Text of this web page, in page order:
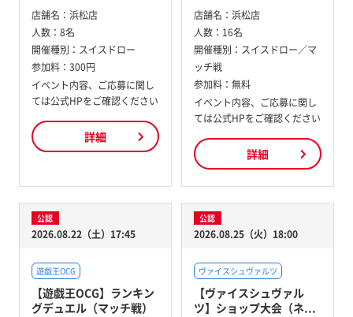
店舗名： 浜松店
人数： 8名
開催種別： スイスドロー
参加料： 300円
イベント内容、ご応募に関し
ては公式HPをご確認ください
詳細
店舗名： 浜松店
人数： 16名
開催種別： スイスドロー／マ
ッチ戦
参加料： 無料
イベント内容、ご応募に関し
ては公式HPをご確認ください
詳細
公認
2026.08.22（土）17:45
遊戯王OCG
【遊戯王OCG】ランキン
グデュエル（マッチ戦）
公認
2026.08.25（火）18:00
ヴァイスシュヴァルツ
【ヴァイスシュヴァル
ツ】ショップ大会（ネ...